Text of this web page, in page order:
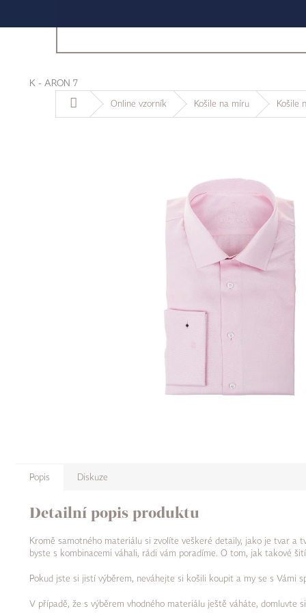
K - ARON 7
Domů Online vzorník Košile na míru Košile
Popis Diskuze
Detailní popis produktu
Kromě samotného materiálu si zvolíte veškeré detaily, jako je tvar a
byste s kombinacemi váhali, rádi vám poradíme. O tom, jak takové
Pokud jste si jistí výběrem, neváhejte si košili koupit a my se s Vámi
V případě, že s výběrem vhodného materiálu ještě váháte, domluvte